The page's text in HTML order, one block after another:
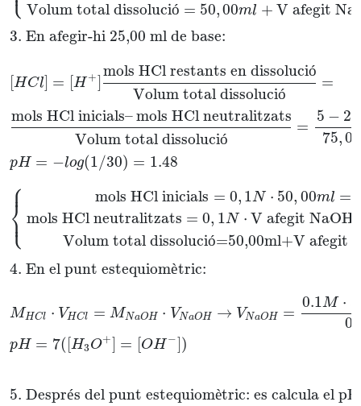
Volum total dissolució = 50,00ml + V afegit
3. En afegir-hi 25,00 ml de base:
HCl = H + mols HCl restants en dissolució
Volum total dissolució
=
mols HCl inicials–mols HCl neutralitzats
Volum total dissolució
=
5 − 2
75,00
pH = −log(1/30) = 1.48
⎧
⎪
⎨
⎪
⎩
mols HCl inicials = 0, 1N ⋅ 50, 00ml =
mols HCl neutralitzats = 0, 1N ⋅ V afegit NaOH
Volum total dissolució=50,00ml+V afegit
4. En el punt estequiomètric:
MHCl ⋅ VHCl = MNaOH ⋅ VNaOH → VNaOH =
0.1M ⋅
pH = 7( H3O+ = OH − )
5. Després del punt estequiomètric: es calcula el pH